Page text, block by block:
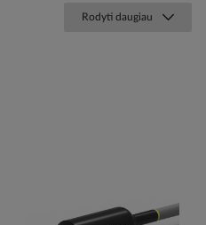
Rodyti daugiau